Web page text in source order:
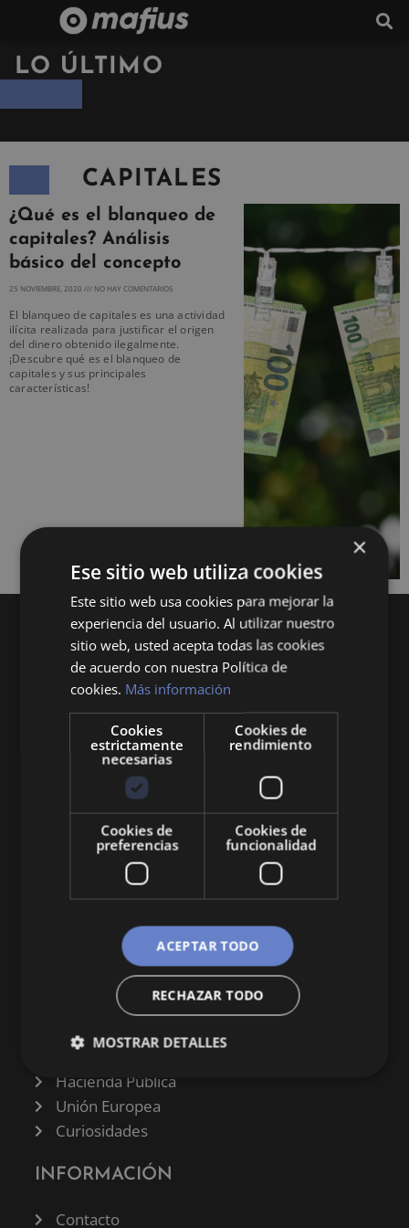
LO ÚLTIMO
CAPITALES
¿Qué es el blanqueo de
capitales? Análisis
básico del concepto
25 NOVIEMBRE, 2020 NO HAY COMENTARIOS
El blanqueo de capitales es una actividad
ilícita realizada para justificar el origen
del dinero obtenido ilegalmente.
¡Descubre qué es el blanqueo de
capitales y sus principales
características!
Queremos mantenerte al día en temas de
economía, finanzas, negocios, derecho, historia
y curiosidades sobre todo lo relacionado con la
economía y empresa.
CATEGORÍAS
Negocios
Derecho
Historia
Hacienda Pública
Unión Europea
Curiosidades
INFORMACIÓN
Contacto
×
Ese sitio web utiliza cookies
Este sitio web usa cookies para mejorar la
experiencia del usuario. Al utilizar nuestro
sitio web, usted acepta todas las cookies
de acuerdo con nuestra Política de
cookies. Más información
Cookies
estrictamente
necesarias
Cookies de
rendimiento
Cookies de
preferencias
Cookies de
funcionalidad
ACEPTAR TODO
RECHAZAR TODO
MOSTRAR DETALLES